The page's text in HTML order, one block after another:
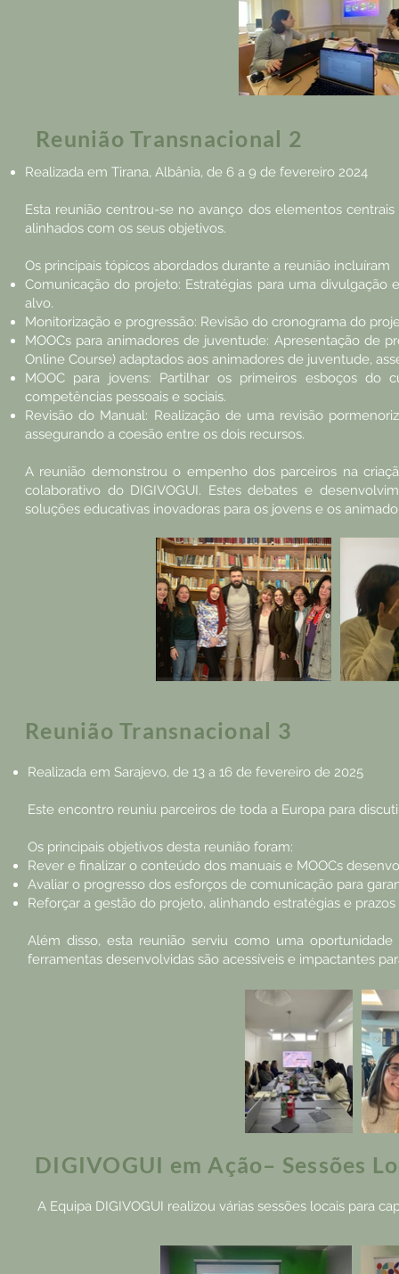
Reunião Transnacional 2
Realizada em Tirana, Albânia, de 6 a 9 de fevereiro 2024
Esta reunião centrou-se no avanço dos elementos
alinhados com os seus objetivos.
Os principais tópicos abordados durante a reunião incluíram
Comunicação do projeto: Estratégias para uma
alvo.
Monitorização e progressão: Revisão do cronograma do
MOOCs para animadores de juventude: Apresentação de
Online Course) adaptados aos animadores de juventude,
MOOC para jovens: Partilhar os primeiros esboços do
competências pessoais e sociais.
Revisão do Manual: Realização de uma revisão
assegurando a coesão entre os dois recursos.
A reunião demonstrou o empenho dos parceiros na
colaborativo do DIGIVOGUI. Estes debates e
soluções educativas inovadoras para os jovens e os
Reunião Transnacional 3
Realizada em Sarajevo, de 13 a 16 de fevereiro de 2025
Este encontro reuniu parceiros de toda a Europa para
Os principais objetivos desta reunião foram:
Rever e finalizar o conteúdo dos manuais e MOOCs
Avaliar o progresso dos esforços de comunicação para
Reforçar a gestão do projeto, alinhando estratégias e
Além disso, esta reunião serviu como uma
ferramentas desenvolvidas são acessíveis e impactantes
DIGIVOGUI em Ação– Sessões
A Equipa DIGIVOGUI realizou várias sessões locais para